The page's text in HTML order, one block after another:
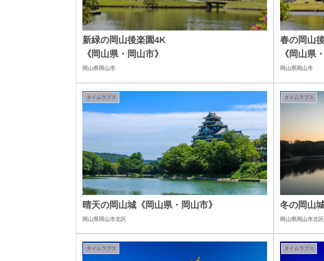
新緑の岡山後楽園4K
《岡山県・岡山市》
岡山県岡山市
春の岡山
《岡山県
岡山県岡山市
タイムラプス
晴天の岡山城《岡山県・岡山市》
岡山県岡山市北区
タイムラプス
冬の岡山
岡山県岡山市北区
タイムラプス タイムラプス